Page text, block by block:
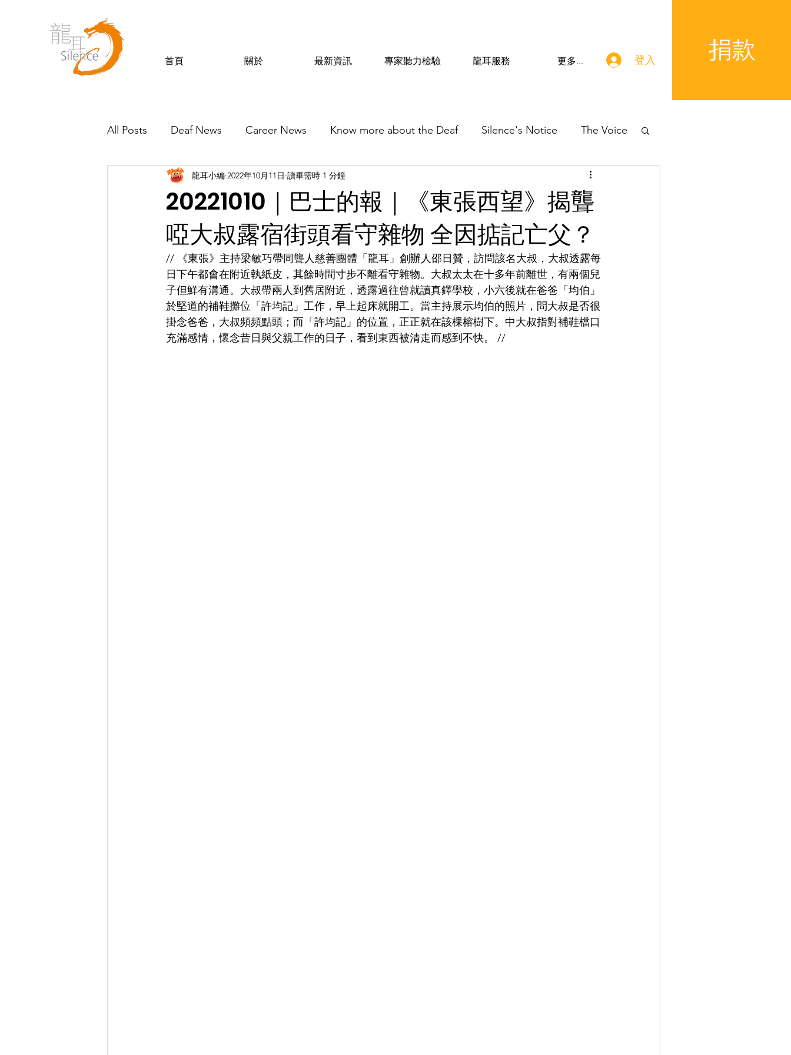
首頁 關於 最新資訊 專家聽力檢驗 龍耳服務 更多... 登入 捐款
All Posts Deaf News Career News Know more about the Deaf Silence's Notice The Voice
Silence’s Friends
20221010｜巴士的報｜《東張西望》揭聾
啞大叔露宿街頭看守雜物 全因掂記亡父？
龍耳小編 2022年10月11日 讀畢需時 1 分鐘
// 《東張》主持梁敏巧帶同聾人慈善團體「龍耳」創辦人邵日贊，訪問該名大叔，大叔透露每
日下午都會在附近執紙皮，其餘時間寸步不離看守雜物。大叔太太在十多年前離世，有兩個兒
子但鮮有溝通。大叔帶兩人到舊居附近，透露過往曾就讀真鐸學校，小六後就在爸爸「均伯」
於堅道的補鞋攤位「許均記」工作，早上起床就開工。當主持展示均伯的照片，問大叔是否很
掛念爸爸，大叔頻頻點頭；而「許均記」的位置，正正就在該棵榕樹下。中大叔指對補鞋檔口
充滿感情，懷念昔日與父親工作的日子，看到東西被清走而感到不快。 //